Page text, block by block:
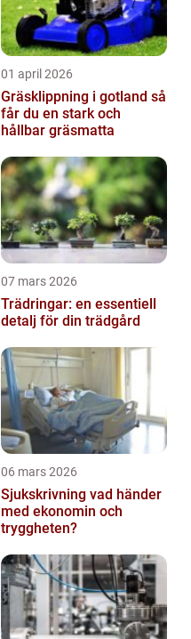
01 april 2026
Gräsklippning i gotland så
får du en stark och
hållbar gräsmatta
07 mars 2026
Trädringar: en essentiell
detalj för din trädgård
06 mars 2026
Sjukskrivning vad händer
med ekonomin och
tryggheten?